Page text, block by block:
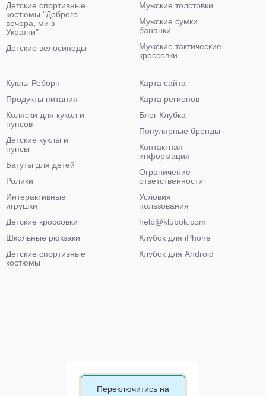
Детские спортивные
костюмы "Доброго
вечора, ми з
України"
Детские велосипеды
Мужские толстовки
Мужские сумки
бананки
Мужские тактические
кроссовки
Куклы Реборн
Продукты питания
Коляски для кукол и
пупсов
Детские куклы и
пупсы
Батуты для детей
Ролики
Интерактивные
игрушки
Детские кроссовки
Школьные рюкзаки
Детские спортивные
костюмы
Карта сайта
Карта регионов
Блог Клубка
Популярные бренды
Контактная
информация
Ограничение
ответственности
Условия
пользования
help@klubok.com
Клубок для iPhone
Клубок для Android
Переключитись на